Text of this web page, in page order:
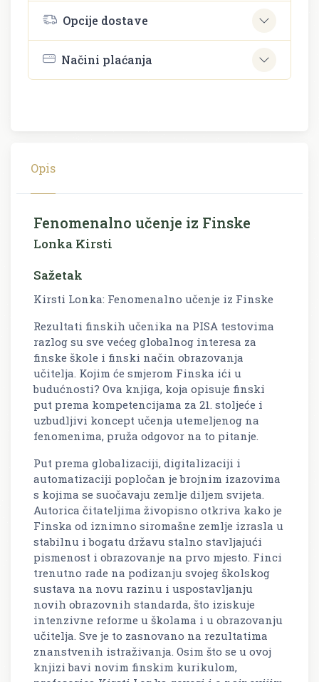
Opcije dostave
Načini plaćanja
Opis
Fenomenalno učenje iz Finske
Lonka Kirsti
Sažetak
Kirsti Lonka: Fenomenalno učenje iz Finske
Rezultati finskih učenika na PISA testovima
razlog su sve većeg globalnog interesa za
finske škole i finski način obrazovanja
učitelja. Kojim će smjerom Finska ići u
budućnosti? Ova knjiga, koja opisuje finski
put prema kompetencijama za 21. stoljeće i
uzbudljivi koncept učenja utemeljenog na
fenomenima, pruža odgovor na to pitanje.
Put prema globalizaciji, digitalizaciji i
automatizaciji popločan je brojnim izazovima
s kojima se suočavaju zemlje diljem svijeta.
Autorica čitateljima živopisno otkriva kako je
Finska od iznimno siromašne zemlje izrasla u
stabilnu i bogatu državu stalno stavljajući
pismenost i obrazovanje na prvo mjesto. Finci
trenutno rade na podizanju svojeg školskog
sustava na novu razinu i uspostavljanju
novih obrazovnih standarda, što iziskuje
intenzivne reforme u školama i u obrazovanju
učitelja. Sve je to zasnovano na rezultatima
znanstvenih istraživanja. Osim što se u ovoj
knjizi bavi novim finskim kurikulom,